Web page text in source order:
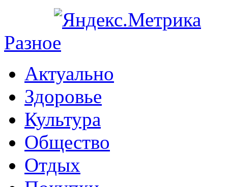
Разное
Актуально
Здоровье
Культура
Общество
Отдых